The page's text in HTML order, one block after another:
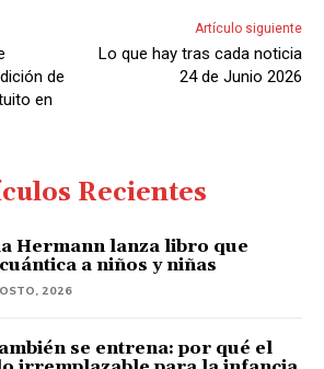
de
en
Artículo siguiente
Lo que hay tras cada noticia
24 de Junio 2026
Recientes
Hermann lanza libro que
a niños y niñas
2026
se entrena: por qué el